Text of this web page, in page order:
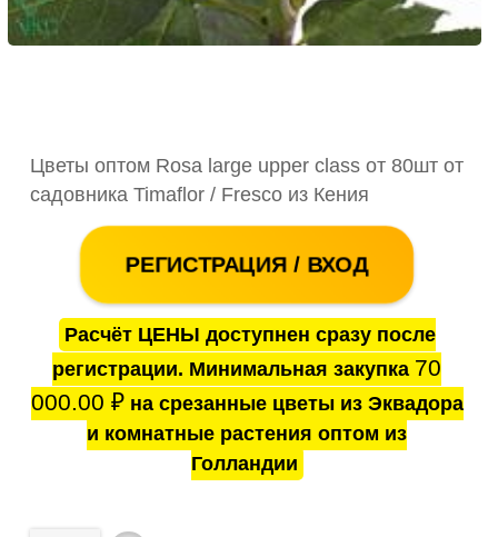
Цветы оптом Rosa large upper class от 80шт от
садовника Timaflor / Fresco из Кения
РЕГИСТРАЦИЯ / ВХОД
Расчёт ЦЕНЫ доступнен сразу после
регистрации. Минимальная закупка 70
000.00 ₽на срезанные цветы из Эквадора
и комнатные растения оптом из
Голландии